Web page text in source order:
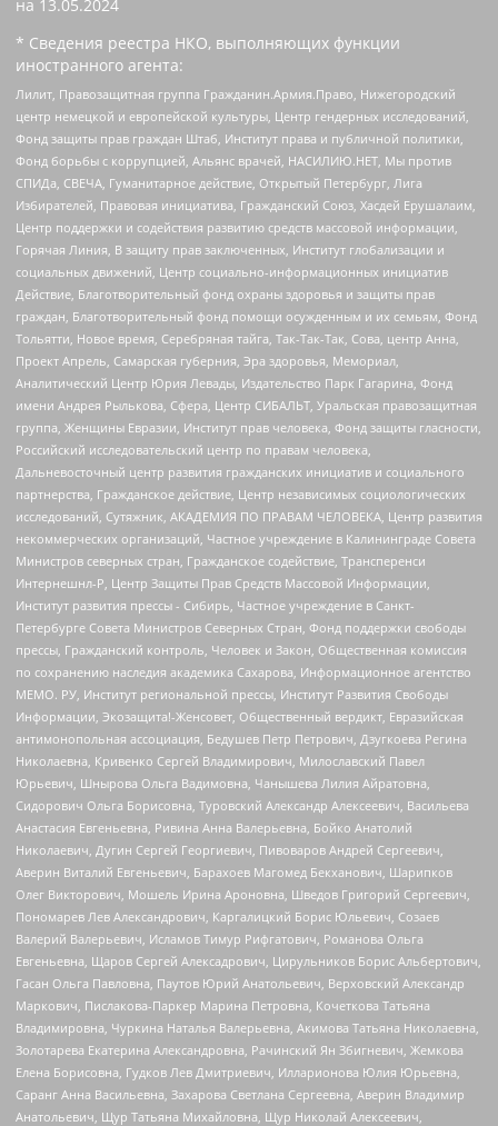
на 13.05.2024
* Сведения реестра НКО, выполняющих функции
иностранного агента:
Лилит, Правозащитная группа Гражданин.Армия.Право, Нижегородский
центр немецкой и европейской культуры, Центр гендерных исследований,
Фонд защиты прав граждан Штаб, Институт права и публичной политики,
Фонд борьбы с коррупцией, Альянс врачей, НАСИЛИЮ.НЕТ, Мы против
СПИДа, СВЕЧА, Гуманитарное действие, Открытый Петербург, Лига
Избирателей, Правовая инициатива, Гражданский Союз, Хасдей Ерушалаим,
Центр поддержки и содействия развитию средств массовой информации,
Горячая Линия, В защиту прав заключенных, Институт глобализации и
социальных движений, Центр социально-информационных инициатив
Действие, Благотворительный фонд охраны здоровья и защиты прав
граждан, Благотворительный фонд помощи осужденным и их семьям, Фонд
Тольятти, Новое время, Серебряная тайга, Так-Так-Так, Сова, центр Анна,
Проект Апрель, Самарская губерния, Эра здоровья, Мемориал,
Аналитический Центр Юрия Левады, Издательство Парк Гагарина, Фонд
имени Андрея Рылькова, Сфера, Центр СИБАЛЬТ, Уральская правозащитная
группа, Женщины Евразии, Институт прав человека, Фонд защиты гласности,
Российский исследовательский центр по правам человека,
Дальневосточный центр развития гражданских инициатив и социального
партнерства, Гражданское действие, Центр независимых социологических
исследований, Сутяжник, АКАДЕМИЯ ПО ПРАВАМ ЧЕЛОВЕКА, Центр развития
некоммерческих организаций, Частное учреждение в Калининграде Совета
Министров северных стран, Гражданское содействие, Трансперенси
Интернешнл-Р, Центр Защиты Прав Средств Массовой Информации,
Институт развития прессы - Сибирь, Частное учреждение в Санкт-
Петербурге Совета Министров Северных Стран, Фонд поддержки свободы
прессы, Гражданский контроль, Человек и Закон, Общественная комиссия
по сохранению наследия академика Сахарова, Информационное агентство
МЕМО. РУ, Институт региональной прессы, Институт Развития Свободы
Информации, Экозащита!-Женсовет, Общественный вердикт, Евразийская
антимонопольная ассоциация, Бедушев Петр Петрович, Дзугкоева Регина
Николаевна, Кривенко Сергей Владимирович, Милославский Павел
Юрьевич, Шнырова Ольга Вадимовна, Чанышева Лилия Айратовна,
Сидорович Ольга Борисовна, Туровский Александр Алексеевич, Васильева
Анастасия Евгеньевна, Ривина Анна Валерьевна, Бойко Анатолий
Николаевич, Дугин Сергей Георгиевич, Пивоваров Андрей Сергеевич,
Аверин Виталий Евгеньевич, Барахоев Магомед Бекханович, Шарипков
Олег Викторович, Мошель Ирина Ароновна, Шведов Григорий Сергеевич,
Пономарев Лев Александрович, Каргалицкий Борис Юльевич, Созаев
Валерий Валерьевич, Исламов Тимур Рифгатович, Романова Ольга
Евгеньевна, Щаров Сергей Алексадрович, Цирульников Борис Альбертович,
Гасан Ольга Павловна, Паутов Юрий Анатольевич, Верховский Александр
Маркович, Пислакова-Паркер Марина Петровна, Кочеткова Татьяна
Владимировна, Чуркина Наталья Валерьевна, Акимова Татьяна Николаевна,
Золотарева Екатерина Александровна, Рачинский Ян Збигневич, Жемкова
Елена Борисовна, Гудков Лев Дмитриевич, Илларионова Юлия Юрьевна,
Саранг Анна Васильевна, Захарова Светлана Сергеевна, Аверин Владимир
Анатольевич, Щур Татьяна Михайловна, Щур Николай Алексеевич,